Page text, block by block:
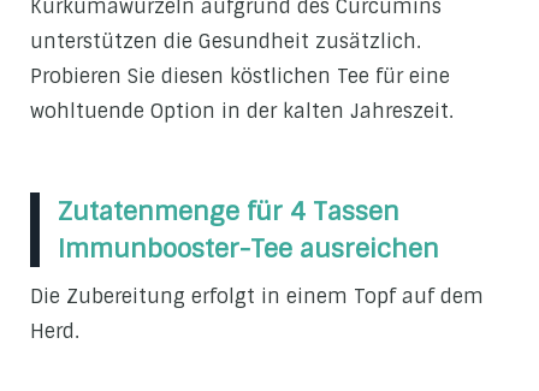
Kurkumawurzeln aufgrund des Curcumins
unterstützen die Gesundheit zusätzlich.
Probieren Sie diesen köstlichen Tee für eine
wohltuende Option in der kalten Jahreszeit.
Zutatenmenge für 4 Tassen
Immunbooster-Tee ausreichen
Die Zubereitung erfolgt in einem Topf auf dem
Herd.